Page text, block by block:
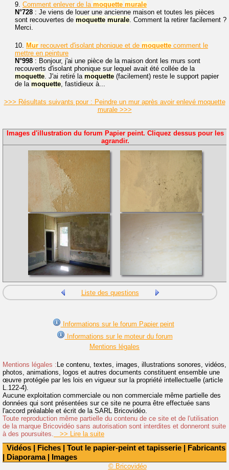
Vidéos | Fiches | Tout le papier-peint et tapisserie | Fabricants
| Diaporama| Images
9. Comment enlever de la moquette murale
N°728 : Je viens de louer une ancienne maison et toutes les pièces
sont recouvertes de moquette murale. Comment la retirer facilement ?
Merci.
10. Mur recouvert d'isolant phonique et de moquette comment le
mettre en peinture
N°998 : Bonjour, j'ai une pièce de la maison dont les murs sont
recouverts d'isolant phonique sur lequel avait été collée de la
moquette. J'ai retiré la moquette (facilement) reste le support papier
de la moquette, fastidieux à...
>>> Résultats suivants pour : Peindre un mur après avoir enlevé moquette
murale >>>
Images d'illustration du forum Papier peint. Cliquez dessus pour les
agrandir.
Liste des questions
Informations sur le forum Papier peint
Informations sur le moteur du forum
Mentions légales
Mentions légales : Le contenu, textes, images, illustrations sonores, vidéos,
photos, animations, logos et autres documents constituent ensemble une
œuvre protégée par les lois en vigueur sur la propriété intellectuelle (article
L.122-4).
Aucune exploitation commerciale ou non commerciale même partielle des
données qui sont présentées sur ce site ne pourra être effectuée sans
l'accord préalable et écrit de la SARL Bricovidéo.
Toute reproduction même partielle du contenu de ce site et de l'utilisation
de la marque Bricovidéo sans autorisation sont interdites et donneront suite
à des poursuites.
>> Lire la suite
© Bricovidéo